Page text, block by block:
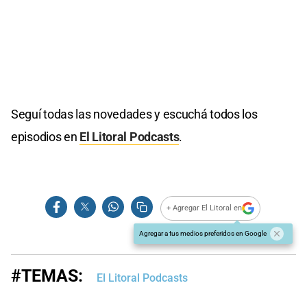
Seguí todas las novedades y escuchá todos los
episodios en El Litoral Podcasts.
+ Agregar El Litoral en
Agregar a tus medios preferidos en Google
#TEMAS: El Litoral Podcasts